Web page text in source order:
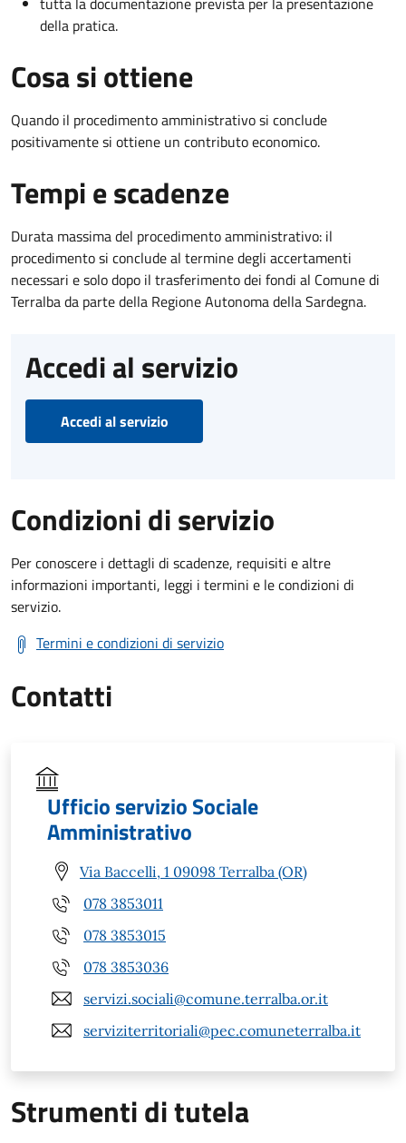
della pratica.
Cosa si ottiene
Quando il procedimento amministrativo si conclude
positivamente si ottiene un contributo economico.
Tempi e scadenze
Durata massima del procedimento amministrativo: il
procedimento si conclude al termine degli accertamenti
necessari e solo dopo il trasferimento dei fondi al Comune di
Terralba da parte della Regione Autonoma della Sardegna.
Accedi al servizio
Accedi al servizio
Condizioni di servizio
Per conoscere i dettagli di scadenze, requisiti e altre
informazioni importanti, leggi i termini e le condizioni di
servizio.
Termini e condizioni di servizio
Contatti
Ufficio servizio Sociale
Amministrativo
Via Baccelli, 1 09098 Terralba (OR)
078 3853011
078 3853015
078 3853036
servizi.sociali@comune.terralba.or.it
serviziterritoriali@pec.comuneterralba.it
Strumenti di tutela